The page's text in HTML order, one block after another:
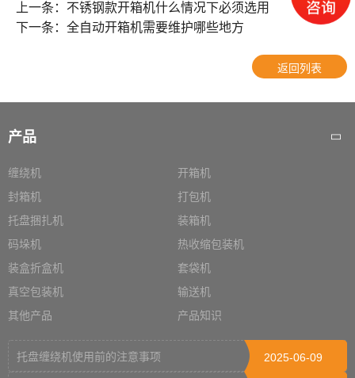
上一条：不锈钢款开箱机什么情况下必须选用
下一条：全自动开箱机需要维护哪些地方
返回列表
产品
缠绕机
开箱机
封箱机
打包机
托盘捆扎机
装箱机
码垛机
热收缩包装机
装盒折盒机
套袋机
真空包装机
输送机
其他产品
产品知识
托盘缠绕机使用前的注意事项 2025-06-09